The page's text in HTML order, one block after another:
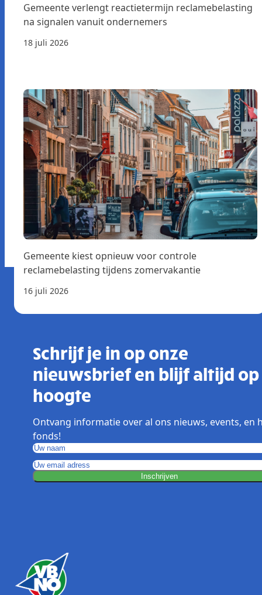
Gemeente verlengt reactietermijn reclamebelasting
na signalen vanuit ondernemers
18 juli 2026
Gemeente kiest opnieuw voor controle
reclamebelasting tijdens zomervakantie
16 juli 2026
Schrijf je in op onze
nieuwsbrief en blijf altijd op
hoogte
Ontvang informatie over al ons nieuws, events, en
fonds!
Inschrijven